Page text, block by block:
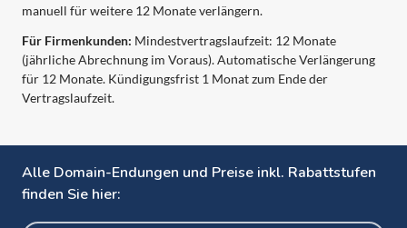
manuell für weitere 12 Monate verlängern.
Für Firmenkunden: Mindestvertragslaufzeit: 12 Monate
(jährliche Abrechnung im Voraus). Automatische Verlängerung
für 12 Monate. Kündigungsfrist 1 Monat zum Ende der
Vertragslaufzeit.
Alle Domain-Endungen und Preise inkl. Rabattstufen
finden Sie hier: